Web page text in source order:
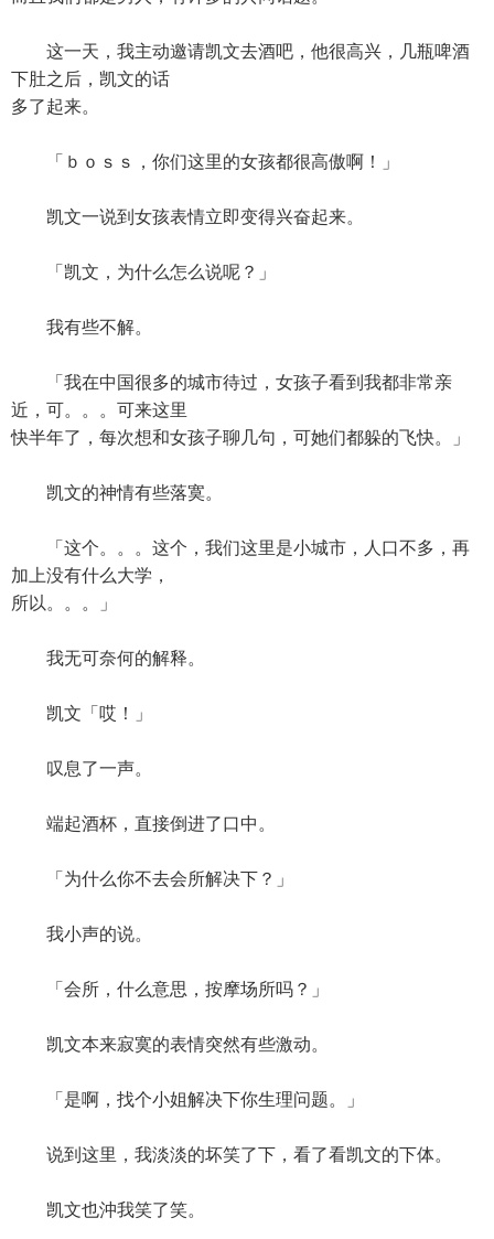
这一天，我主动邀请凯文去酒吧，他很高兴，几瓶啤酒
下肚之后，凯文的话
多了起来。
「ｂｏｓｓ，你们这里的女孩都很高傲啊！」
凯文一说到女孩表情立即变得兴奋起来。
「凯文，为什么怎么说呢？」
我有些不解。
「我在中国很多的城市待过，女孩子看到我都非常亲
近，可。。。可来这里
快半年了，每次想和女孩子聊几句，可她们都躲的飞快。」
凯文的神情有些落寞。
「这个。。。这个，我们这里是小城市，人口不多，再
加上没有什么大学，
所以。。。」
我无可奈何的解释。
凯文「哎！」
叹息了一声。
端起酒杯，直接倒进了口中。
「为什么你不去会所解决下？」
我小声的说。
「会所，什么意思，按摩场所吗？」
凯文本来寂寞的表情突然有些激动。
「是啊，找个小姐解决下你生理问题。」
说到这里，我淡淡的坏笑了下，看了看凯文的下体。
凯文也沖我笑了笑。